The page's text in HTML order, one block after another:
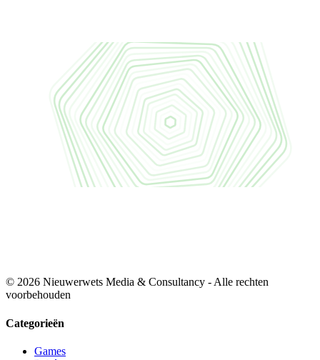
© 2026 Nieuwerwets Media & Consultancy - Alle rechten
voorbehouden
Categorieën
Games